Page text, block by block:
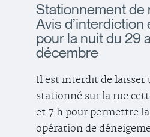
Stationnement de
Avis d’interdiction
pour la nuit du 29
décembre
Il est interdit de laisser
stationné sur la rue
et 7 h pour permettre
opération de